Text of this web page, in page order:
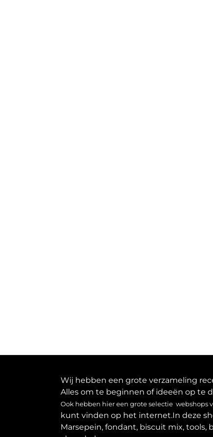
Wij hebben een grote verzameling
Alles om te beginnen of ideeën op te
Ook hebben hier een grote selectie webshops
kunt vinden op het internet.In deze
Marsepein, fondant, biscuit mix,